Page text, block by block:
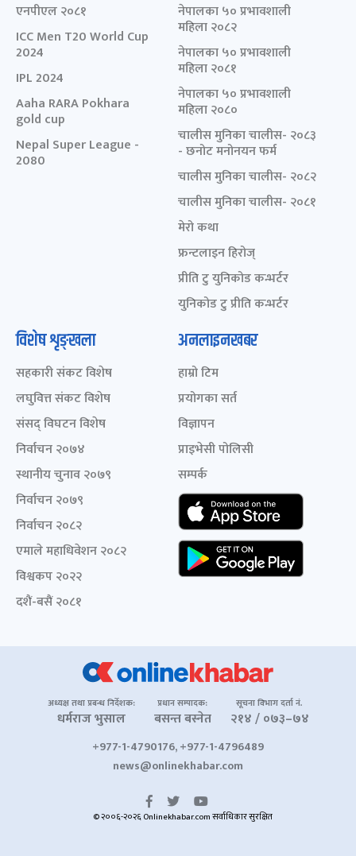
एनपीएल २०८१
ICC Men T20 World Cup
2024
IPL 2024
Aaha RARA Pokhara
gold cup
Nepal Super League -
2080
नेपालका ५० प्रभावशाली
महिला २०८२
नेपालका ५० प्रभावशाली
महिला २०८१
नेपालका ५० प्रभावशाली
महिला २०८०
चालीस मुनिका चालीस- २०८३
- छनोट मनोनयन फर्म
चालीस मुनिका चालीस- २०८२
चालीस मुनिका चालीस- २०८१
मेरो कथा
फ्रन्टलाइन हिरोज्
प्रीति टु युनिकोड कन्भर्टर
युनिकोड टु प्रीति कन्भर्टर
विशेष शृङ्खला
सहकारी संकट विशेष
लघुवित्त संकट विशेष
संसद् विघटन विशेष
निर्वाचन २०७४
स्थानीय चुनाव २०७९
निर्वाचन २०७९
निर्वाचन २०८२
एमाले महाधिवेशन २०८२
विश्वकप २०२२
दशैं-बसैं २०८१
अनलाइनखबर
हाम्रो टिम
प्रयोगका सर्त
विज्ञापन
प्राइभेसी पोलिसी
सम्पर्क
अध्यक्ष तथा प्रबन्ध निर्देशक:
धर्मराज भुसाल
प्रधान सम्पादक:
बसन्त बस्नेत
सूचना विभाग दर्ता नं.
२१४ / ०७३–७४
+977-1-4790176, +977-1-4796489
news@onlinekhabar.com
© २००६-२०२६ Onlinekhabar.com सर्वाधिकार सुरक्षित